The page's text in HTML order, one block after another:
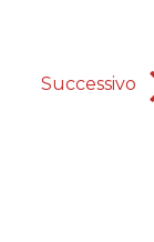
Successivo